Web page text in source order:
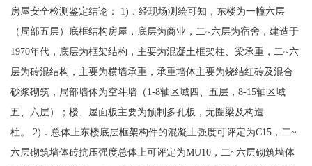
房屋安全检测鉴定结论： 1)．经现场测绘可知，东楼为一幢六层
（局部五层）底框结构房屋，底层为商业，二~六层为宿舍，建造于
1970年代，底层为框架结构，主要为混凝土框架柱、梁承重，二~六
层为砖混结构，主要为横墙承重，承重墙体主要为烧结红砖及混合
砂浆砌筑，局部墙体为空斗墙（1-8轴区域四、五层，8-15轴区域
五、六层）；楼、屋面板主要为预制多孔板，无圈梁及构造
柱。 2)．总体上东楼底层框架构件的混凝土强度可评定为C15，二~
六层砌筑墙体砖抗压强度总体上可评定为MU10，二~六层砌筑墙体